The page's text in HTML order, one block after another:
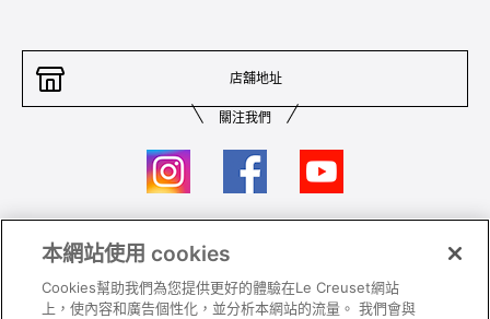
店舖地址
關注我們
聯絡我們
私隱政策 保養及使用
本網站使用 cookies
Cookies幫助我們為您提供更好的體驗在Le Creuset網站
上，使內容和廣告個性化，並分析本網站的流量。 我們會與